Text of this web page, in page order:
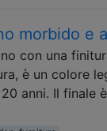
morbido e
con una
è un colore
anni. Il finale